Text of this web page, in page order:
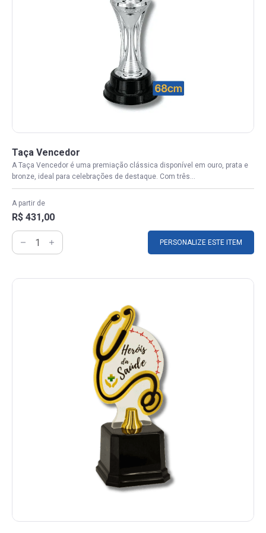
Taça Vencedor
A Taça Vencedor é uma premiação clássica disponível em ouro, prata e
bronze, ideal para celebrações de destaque. Com três...
A partir de
R$ 431,00
PERSONALIZE ESTE ITEM